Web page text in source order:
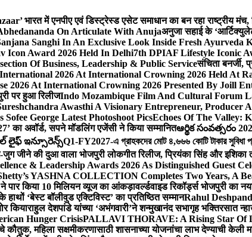
भारत में एनपीए एवं डिस्ट्रेस्ड एसेट समाधान का बन रहा राष्ट्रीय
On Articulate With Anujaअनुजा सहाई के
Sanghi In An Exclusive Look Inside Fresh Ayurveda
Icon Award 2026 Held In Delhi7th DPIAF Lifestyle Iconic
Of Business, Leadership & Public Serviceसंचिता बनर्जी,
2026 At International Crowning 2026 Held At
2026 At International Crowning 2026 Presented By Joill
पर हुआ रिलीजIndo Mozambique Film And Cultural Forum
Awasthi A Visionary Entrepreneur, Producer
Sofee George Latest Photoshoot PicsEchoes Of The Valley:
का अवॉर्ड, सपने मॉडलिंग एजेंसी ने किया सम्मानितఆర్థిక సంవత్సరం
లైఫ్ ఇన్సూరెన్స్Q1-FY2027-এ গ্রাহকদের মোট ৪,৬৬৬ কোটি টাকার সুবিধা
जीने की दुआ वाला भोजपुरी लोकगीत रिलीज, प्रियंका सिंह और इशिका
& Leadership Awards 2026 As Distinguished Guest
YASHNA COLLECTION Completes Two Years, A
ने पार किया 10 मिलियन व्यूज का आंकड़ावर्ल्डवाइड रिकॉर्ड्स भोजपुरी का
हाथों ‘बेस्ट बॉलीवुड एक्टिविस्ट’ का प्रतिष्ठित सम्मानRahul
कियाराहुल देशपांडे यांच्या ‘अभंगवारी’ने शन्मुखानंद सभागृह भक्तिरसात
Hunger CrisisPALLAVI THORAVE: A Rising Star Of
महिला सक्षमीकरणासाठी शासनाच्या योजनांचा लाभ देण्याची केली